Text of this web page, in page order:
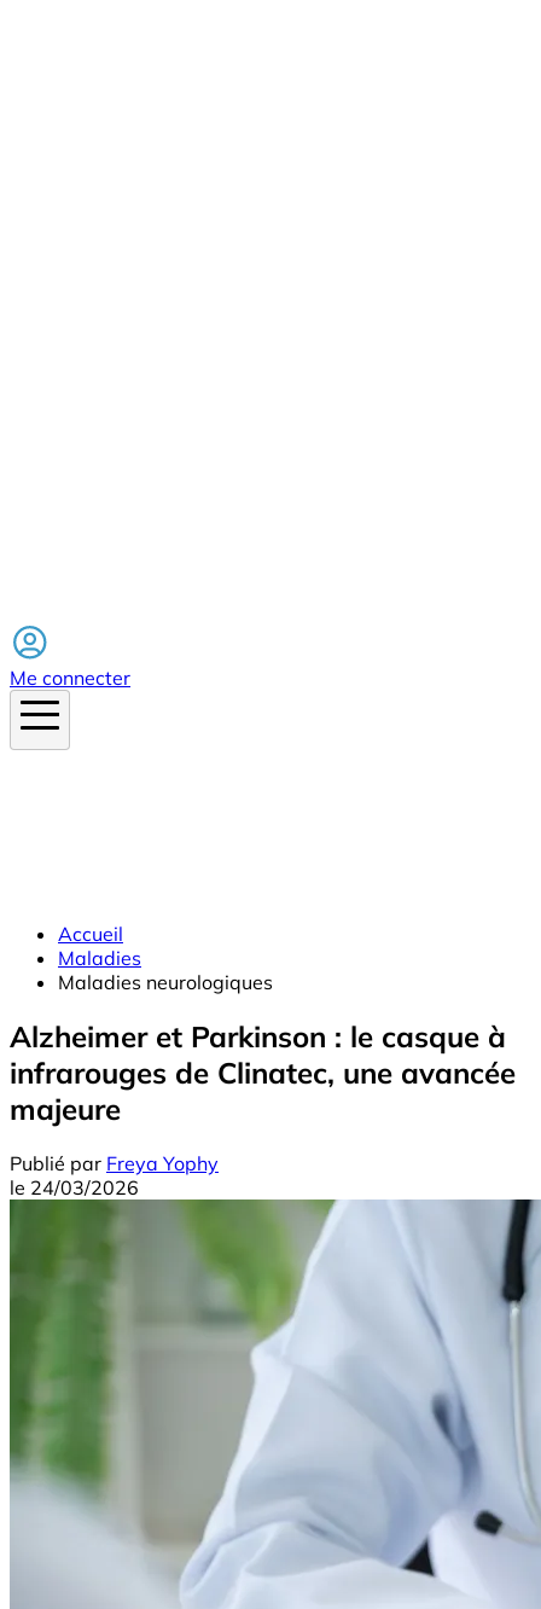
Me connecter
Accueil
Maladies
Maladies neurologiques
Alzheimer et Parkinson : le casque à
infrarouges de Clinatec, une avancée
majeure
Publié par Freya Yophy
le 24/03/2026